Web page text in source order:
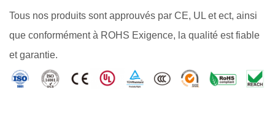
Tous nos produits sont approuvés par CE, UL et ect, ainsi
que conformément à ROHS Exigence, la qualité est fiable
et garantie.